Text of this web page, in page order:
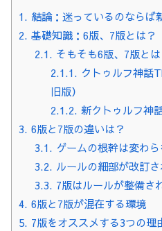
1. 結論：迷っているのならば
2. 基礎知識：6版、7版とは？
2.1. そもそも6版、7版とは
2.1.1. クトゥルフ神話
旧版）
2.1.2. 新クトゥルフ神
3. 6版と7版の違いは？
3.1. ゲームの根幹は変わ
3.2. ルールの細部が改訂
3.3. 7版はルールが整備さ
4. 6版と7版が混在する環境
5. 7版をオススメする3つの理